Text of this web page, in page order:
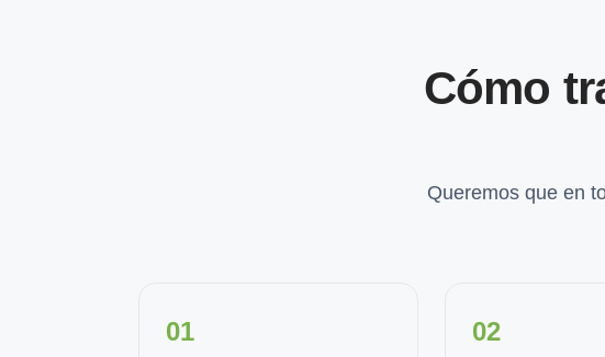
Cómo
Queremos que en
01 02